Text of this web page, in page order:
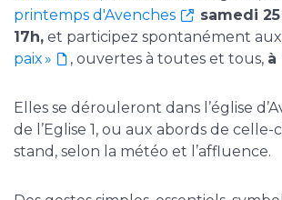
printemps d'Avenches
samedi
17h, et participez spontanément aux
paix »
, ouvertes à toutes et tous, à
Elles se dérouleront dans l’église
de l’Eglise 1, ou aux abords de celle-
stand, selon la météo et l’affluence.